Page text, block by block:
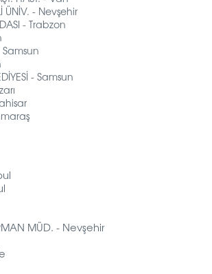
ÜNİV. - Nevşehir
- Trabzon
Samsun
- Samsun
MÜD. - Nevşehir